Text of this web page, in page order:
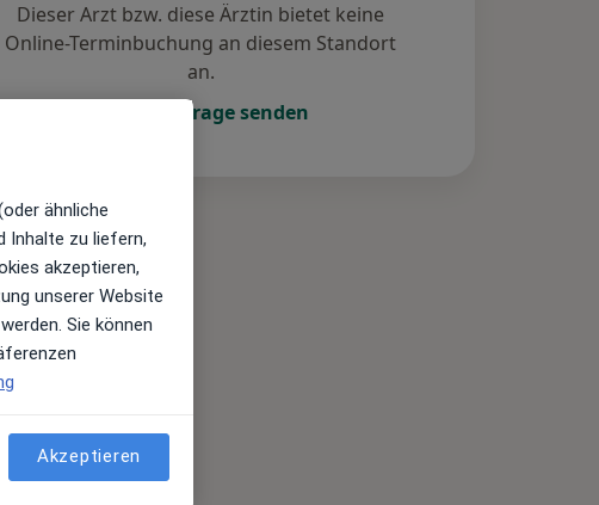
Dieser Arzt bzw. diese Ärztin bietet keine
Online-Terminbuchung an diesem Standort
an.
Terminanfrage senden
ähnliche
Inhalte zu liefern,
akzeptieren,
unserer Website
Sie können
Akzeptieren